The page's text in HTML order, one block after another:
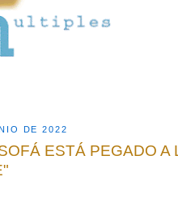
DE 2022
ESTÁ PEGADO A